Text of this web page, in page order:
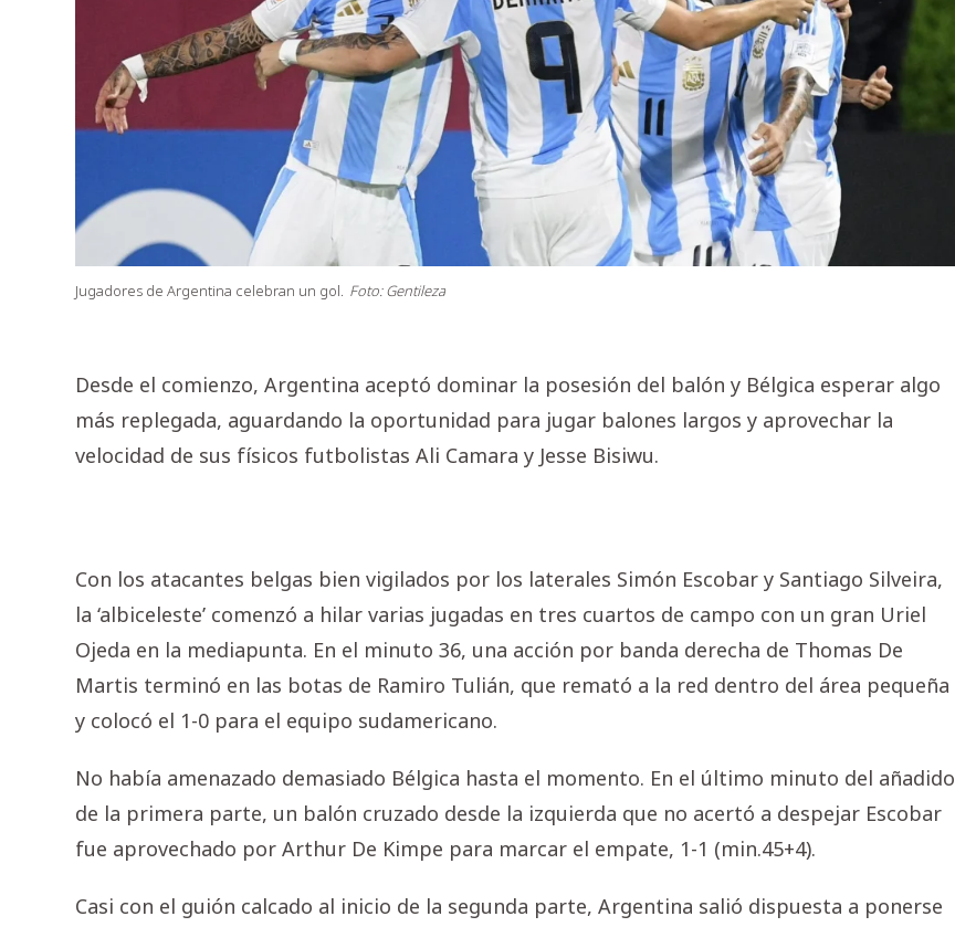
Jugadores de Argentina celebran un gol. Foto: Gentileza
Desde el comienzo, Argentina aceptó dominar la posesión del balón y Bélgica esperar algo
más replegada, aguardando la oportunidad para jugar balones largos y aprovechar la
velocidad de sus físicos futbolistas Ali Camara y Jesse Bisiwu.
Con los atacantes belgas bien vigilados por los laterales Simón Escobar y Santiago Silveira,
la ‘albiceleste’ comenzó a hilar varias jugadas en tres cuartos de campo con un gran Uriel
Ojeda en la mediapunta. En el minuto 36, una acción por banda derecha de Thomas De
Martis terminó en las botas de Ramiro Tulián, que remató a la red dentro del área pequeña
y colocó el 1-0 para el equipo sudamericano.
No había amenazado demasiado Bélgica hasta el momento. En el último minuto del añadido
de la primera parte, un balón cruzado desde la izquierda que no acertó a despejar Escobar
fue aprovechado por Arthur De Kimpe para marcar el empate, 1-1 (min.45+4).
Casi con el guión calcado al inicio de la segunda parte, Argentina salió dispuesta a ponerse